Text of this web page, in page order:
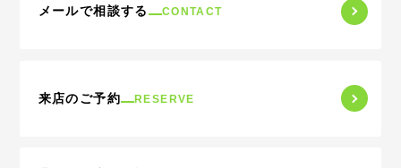
メールで相談する CONTACT
来店のご予約 RESERVE